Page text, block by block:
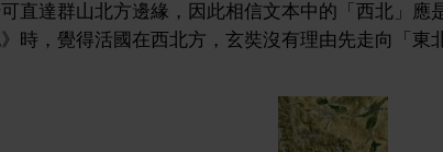
直達群山北方邊緣，因此相信文本中的「西北」應
時，覺得活國在西北方，玄奘沒有理由先走向「東